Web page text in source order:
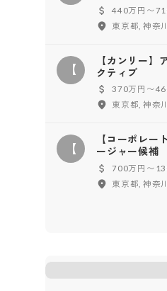
440万円〜
【
【カンリー】
クティブ
370万円〜
【
【コーポレー
ージャー候補
700万円〜